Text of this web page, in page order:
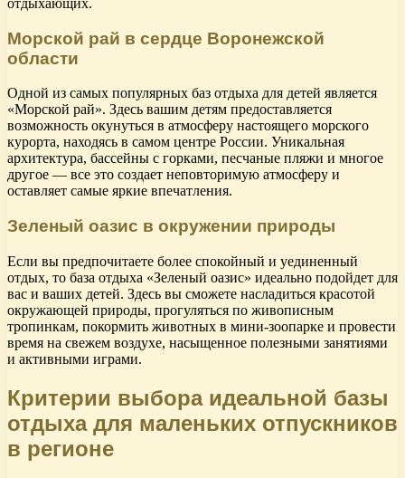
Морской рай в сердце Воронежской
области
Одной из самых популярных баз отдыха для детей является
«Морской рай». Здесь вашим детям предоставляется
возможность окунуться в атмосферу настоящего морского
курорта, находясь в самом центре России. Уникальная
архитектура, бассейны с горками, песчаные пляжи и многое
другое — все это создает неповторимую атмосферу и
оставляет самые яркие впечатления.
Зеленый оазис в окружении природы
Если вы предпочитаете более спокойный и уединенный
отдых, то база отдыха «Зеленый оазис» идеально подойдет для
вас и ваших детей. Здесь вы сможете насладиться красотой
окружающей природы, прогуляться по живописным
тропинкам, покормить животных в мини-зоопарке и провести
время на свежем воздухе, насыщенное полезными занятиями
и активными играми.
Критерии выбора идеальной базы
отдыха для маленьких отпускников
в регионе